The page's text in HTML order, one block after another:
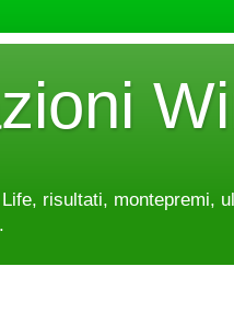
risultati, montepremi,